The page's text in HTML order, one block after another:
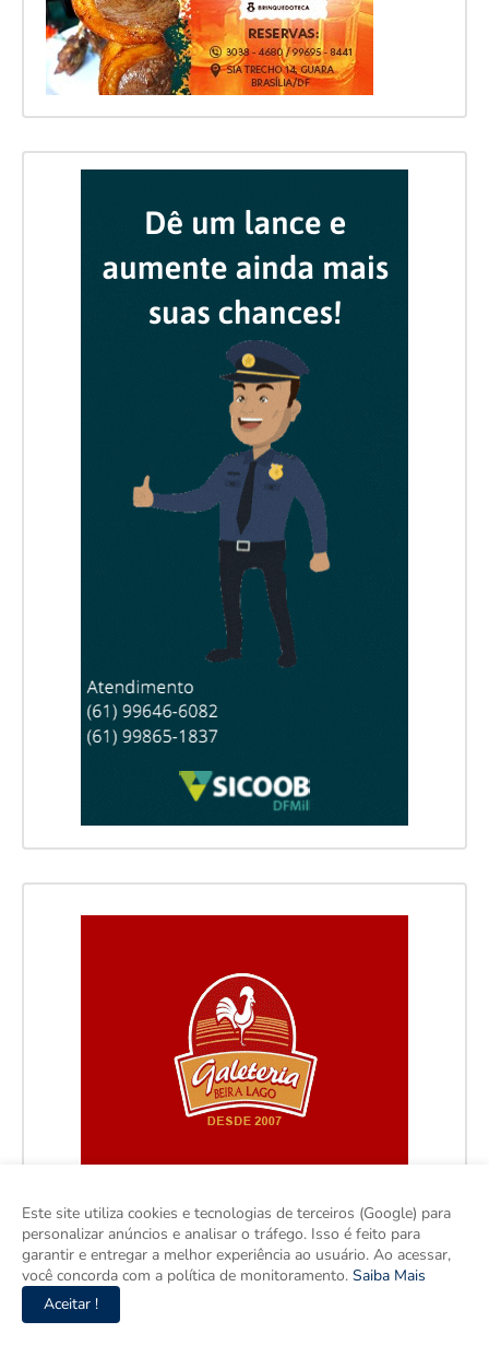
Este site utiliza cookies e tecnologias de terceiros (Google) para
personalizar anúncios e analisar o tráfego. Isso é feito para
garantir e entregar a melhor experiência ao usuário. Ao acessar,
você concorda com a política de monitoramento. Saiba Mais
Aceitar !